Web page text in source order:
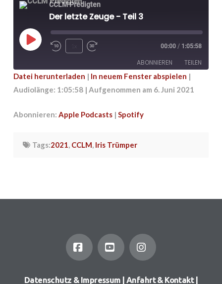
CCLM Predigten
Der letzte Zeuge - Teil 3
Play
00:00 / 1:05:58
ABONNIEREN TEILEN
Apple Podcasts Spotify
TEILEN
LINK
Datei herunterladen | In neuem Fenster abspielen |
Audiolänge: 1:05:58| Aufgenommen am 6. Juni 2021
Abonnieren: Apple Podcasts| Spotify
Tags:2021, CCLM, Iris Trümper
Datenschutz & Impressum Anfahrt & Kontakt